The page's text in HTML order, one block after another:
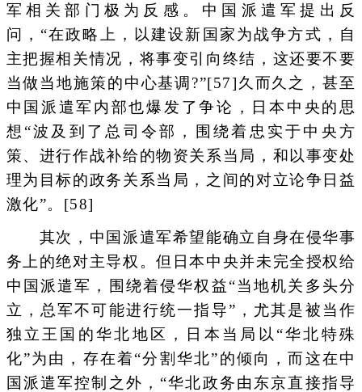
军相关部门极为反感。中国派遣军提出反
问，“在政略上，以建设新国家为战争方式，自
主把握相关情况，将事变引向终结，这还要不要
当做当地施策的中心基调?”[57]久而久之，甚至
中国派遣军内部也爆发了争论，日本中央的思
想“波及到了总司令部，围绕着忠实于中央方
策、进行作战补给的物资关系当局，和以事变处
理为目标的政务关系当局，之间的对立论争日益
激化”。[58]
其次，中国派遣军希望能确立自身在侵华事
务上的绝对主导权。但日本中央并未完全授权给
中国派遣军，围绕着侵华权益“当地机关多头分
立，总军不可能进行统一指导”，尤其是被当作
独立王国的华北地区，日本当局以“华北特殊
化”为由，存在着“分割华北”的倾向，而这在中
国派遣军控制之外，“华北政务由东京直接指导